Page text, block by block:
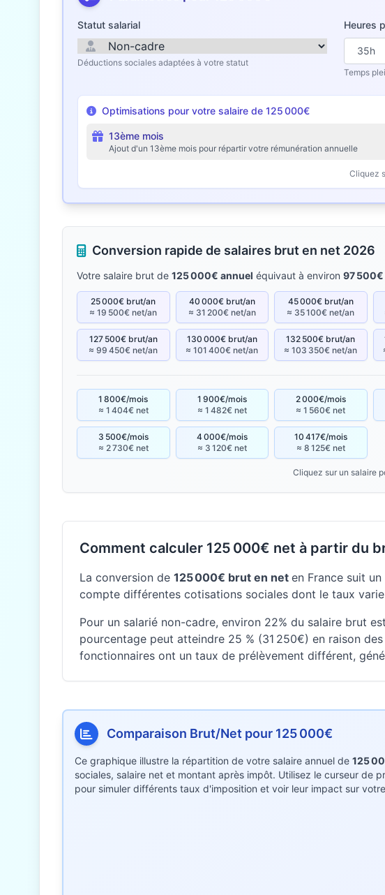
Statut salarial
Déductions sociales adaptées à votre statut
Heures
35h
Temps
Optimisations pour votre salaire de 125 000€
13ème mois
Ajout d'un 13ème mois pour répartir votre rémunération annuelle
Cliquez
Conversion rapide de salaires brut en net 2026
Votre salaire brut de 125 000€ annuel équivaut à environ 97 500€
25 000€ brut/an
≈ 19 500€ net/an
40 000€ brut/an
≈ 31 200€ net/an
45 000€ brut/an
≈ 35 100€ net/an
127 500€ brut/an
≈ 99 450€ net/an
130 000€ brut/an
≈ 101 400€ net/an
132 500€ brut/an
≈ 103 350€ net/an
1 800€/mois
≈ 1 404€ net
1 900€/mois
≈ 1 482€ net
2 000€/mois
≈ 1 560€ net
3 500€/mois
≈ 2 730€ net
4 000€/mois
≈ 3 120€ net
10 417€/mois
≈ 8 125€ net
Cliquez sur un salaire
Comment calculer 125 000€ net à partir du
La conversion de 125 000€ brut en net en France suit
compte différentes cotisations sociales dont le taux
Pour un salarié non-cadre, environ 22% du salaire brut
pourcentage peut atteindre 25 % (31 250€) en raison
fonctionnaires ont un taux de prélèvement différent,
Comparaison Brut/Net pour 125 000€
Ce graphique illustre la répartition de votre salaire annuel de 125
sociales, salaire net et montant après impôt. Utilisez le curseur de
pour simuler différents taux d'imposition et voir leur impact sur